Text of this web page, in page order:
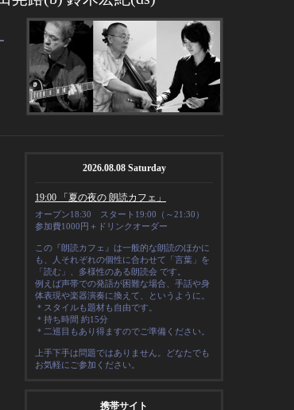
2026.08.08 Saturday
19:00 「夏の夜の 朗読カフェ」
オープン18:30 スタート19:00（～21:30）
参加費1000円＋ドリンクオーダー
この『朗読カフェ』は一般的な朗読のほかに
も、人それぞれの個性に合わせて「言葉」を
「読む」、多様性のある朗読会 です。
例えば声帯での発語が困難な場合、手話や身
体表現や楽器演奏に換えて、というように
＊スタイルも題材も自由です。
＊ 持ち時間 約15分
＊二巡目もあり得ますのでご準備ください。
上手下手は問題ではありません。どなたでも
お気軽にご参加ください。
携帯サイト